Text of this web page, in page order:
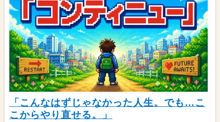
「こんなはずじゃなかった人生。でも…こ
こからやり直せる。」